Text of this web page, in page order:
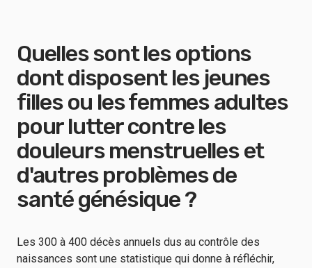
Quelles sont les options
dont disposent les jeunes
filles ou les femmes adultes
pour lutter contre les
douleurs menstruelles et
d'autres problèmes de
santé génésique ?
Les 300 à 400 décès annuels dus au contrôle des
naissances sont une statistique qui donne à réfléchir,